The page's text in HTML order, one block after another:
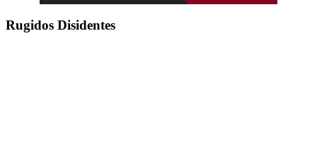
Rugidos Disidentes